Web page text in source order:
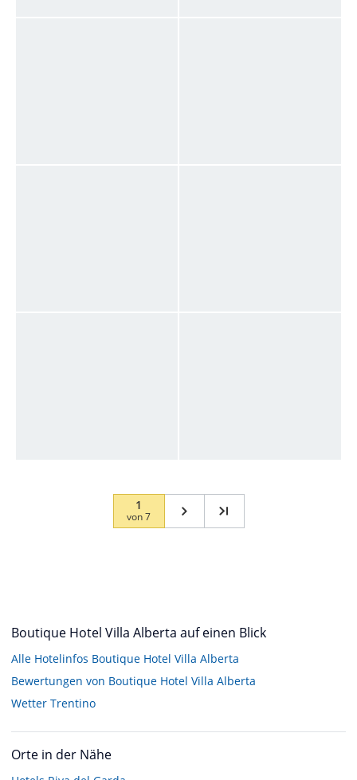
1
von7
Boutique Hotel Villa Alberta auf einen Blick
Alle Hotelinfos Boutique Hotel Villa Alberta
Bewertungen von Boutique Hotel Villa Alberta
Wetter Trentino
Orte in der Nähe